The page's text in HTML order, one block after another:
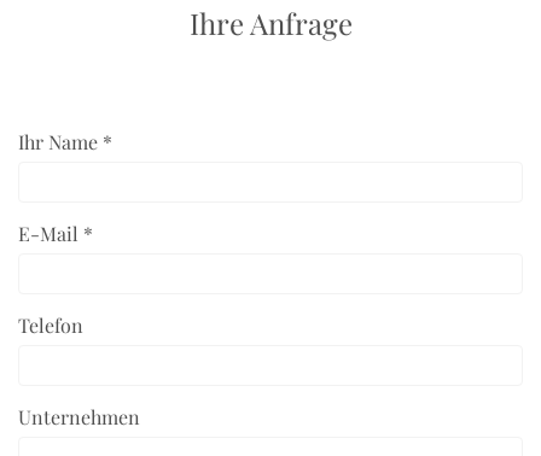
Ihre Anfrage
Ihr Name *
E-Mail *
Telefon
Unternehmen